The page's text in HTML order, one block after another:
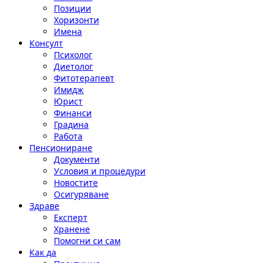
Позиции
Хоризонти
Имена
Консулт
Психолог
Диетолог
Фитотерапевт
Имидж
Юрист
Финанси
Градина
Работа
Пенсиониране
Документи
Условия и процедури
Новостите
Осигуряване
Здраве
Експерт
Хранене
Помогни си сам
Как да